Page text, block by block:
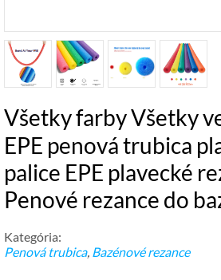
Všetky farby Všetky
EPE penová trubica
palice EPE plavecké
Penové rezance do
Kategória:
Penová trubica, Bazénové rezance